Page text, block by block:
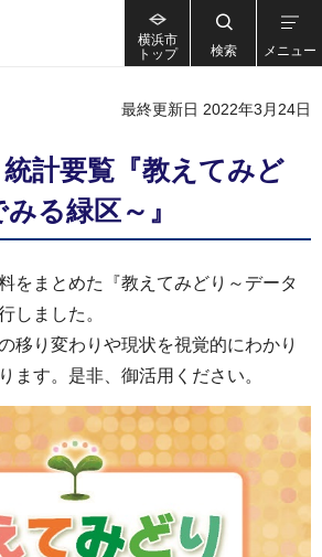
横浜市
トップ
検索 メニュー
最終更新日 2022年3月24日
計要覧『教えてみど
る緑区～』
をまとめた『教えてみどり～データ
しました。
移り変わりや現状を視覚的にわかり
ます。是非、御活用ください。